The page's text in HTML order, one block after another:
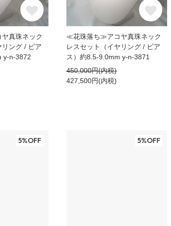
真珠ネック
ング / ピア
y-n-3872
≪花珠落ち≫アコヤ真珠ネック
レスセット（イヤリング / ピア
ス）約8.5-9.0mm y-n-3871
450,000円(内税)
427,500円(内税)
5%OFF 5%OFF